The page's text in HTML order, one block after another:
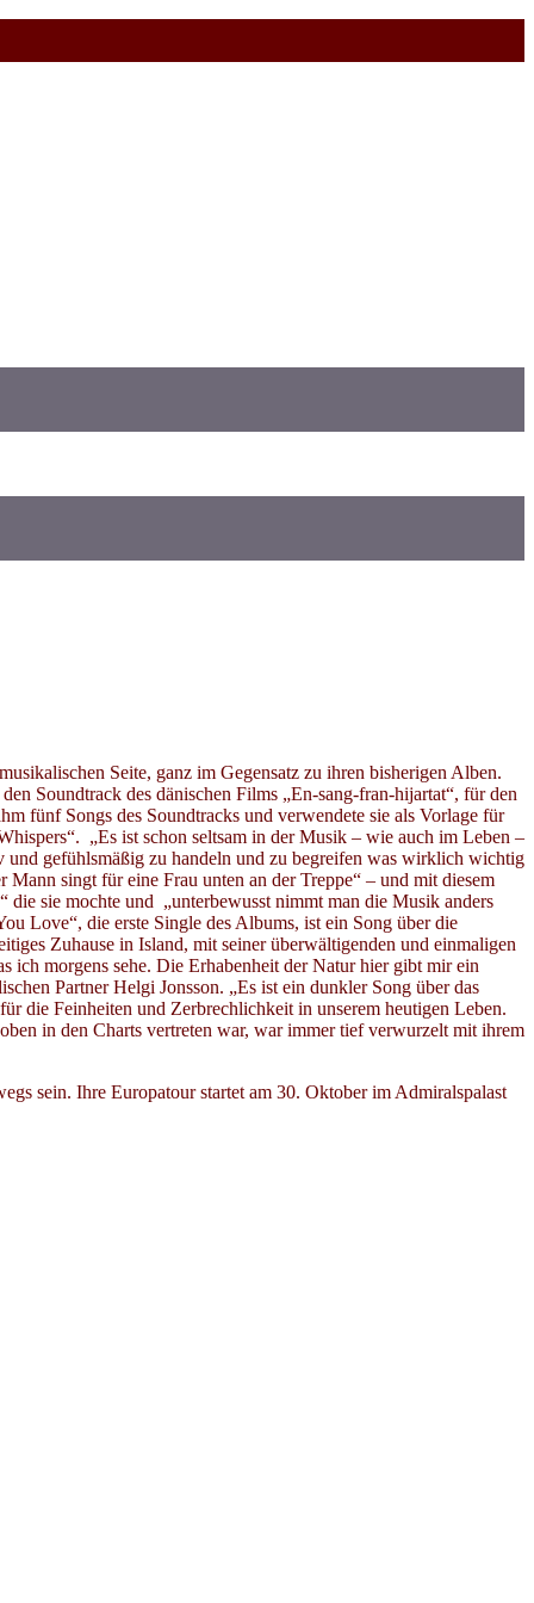
Seite, ganz im Gegensatz zu ihren bisherigen Alben.
Soundtrack des dänischen Films „En-sang-fran-hijartat“, für den
fünf Songs des Soundtracks und verwendete sie als Vorlage für
„Es ist schon seltsam in der Musik – wie auch im Leben –
und gefühlsmäßig zu handeln und zu begreifen was wirklich wichtig
singt für eine Frau unten an der Treppe“ – und mit diesem
sie mochte und „unterbewusst nimmt man die Musik anders
Love“, die erste Single des Albums, ist ein Song über die
Zuhause in Island, mit seiner überwältigenden und einmaligen
ich morgens sehe. Die Erhabenheit der Natur hier gibt mir ein
Partner Helgi Jonsson. „Es ist ein dunkler Song über das
die Feinheiten und Zerbrechlichkeit in unserem heutigen Leben.
in den Charts vertreten war, war immer tief verwurzelt mit ihrem
sein. Ihre Europatour startet am 30. Oktober im Admiralspalast